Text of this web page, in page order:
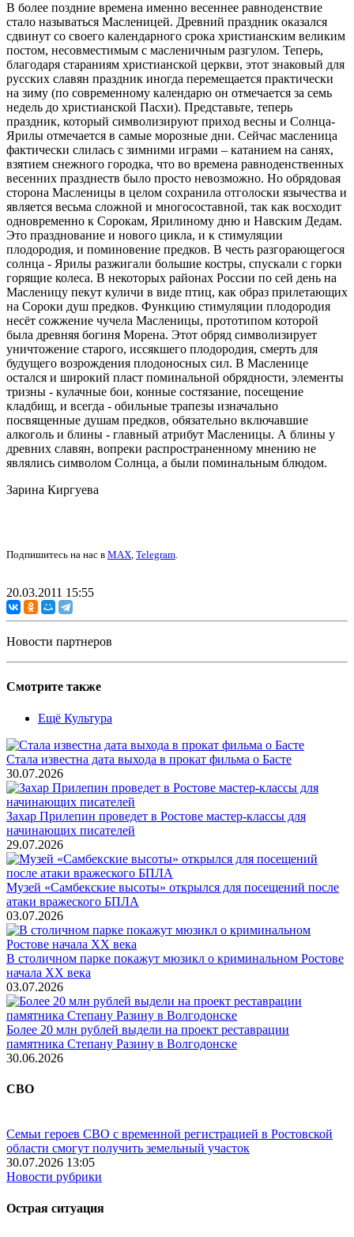
В более поздние времена именно весеннее равноденствие
стало называться Масленицей. Древний праздник оказался
сдвинут со своего календарного срока христианским великим
постом, несовместимым с масленичным разгулом. Теперь,
благодаря стараниям христианской церкви, этот знаковый для
русских славян праздник иногда перемещается практически
на зиму (по современному календарю он отмечается за семь
недель до христианской Пасхи). Представьте, теперь
праздник, который символизируют приход весны и Солнца-
Ярилы отмечается в самые морозные дни. Сейчас масленица
фактически слилась с зимними играми – катанием на санях,
взятием снежного городка, что во времена равноденственных
весенних празднеств было просто невозможно. Но обрядовая
сторона Масленицы в целом сохранила отголоски язычества и
является весьма сложной и многосоставной, так как восходит
одновременно к Сорокам, Ярилиному дню и Навским Дедам.
Это празднование и нового цикла, и к стимуляции
плодородия, и поминовение предков. В честь разгорающегося
солнца - Ярилы разжигали большие костры, спускали с горки
горящие колеса. В некоторых районах России по сей день на
Масленицу пекут куличи в виде птиц, как образ прилетающих
на Сороки душ предков. Функцию стимуляции плодородия
несёт сожжение чучела Масленицы, прототипом которой
была древняя богиня Морена. Этот обряд символизирует
уничтожение старого, иссякшего плодородия, смерть для
будущего возрождения плодоносных сил. В Масленице
остался и широкий пласт поминальной обрядности, элементы
тризны - кулачные бои, конные состязание, посещение
кладбищ, и всегда - обильные трапезы изначально
посвященные душам предков, обязательно включавшие
алкоголь и блины - главный атрибут Масленицы. А блины у
древних славян, вопреки распространенному мнению не
являлись символом Солнца, а были поминальным блюдом.
Зарина Киргуева
Подпишитесь на нас в MAX, Telegram.
20.03.2011 15:55
Новости партнеров
Смотрите также
Ещё Культура
Стала известна дата выхода в прокат фильма о Басте
30.07.2026
Захар Прилепин проведет в Ростове мастер-классы для
начинающих писателей
29.07.2026
Музей «Самбекские высоты» открылся для посещений после
атаки вражеского БПЛА
03.07.2026
В столичном парке покажут мюзикл о криминальном Ростове
начала ХХ века
03.07.2026
Более 20 млн рублей выдели на проект реставрации
памятника Степану Разину в Волгодонске
30.06.2026
СВО
Семьи героев СВО с временной регистрацией в Ростовской
области смогут получить земельный участок
30.07.2026 13:05
Новости рубрики
Острая ситуация